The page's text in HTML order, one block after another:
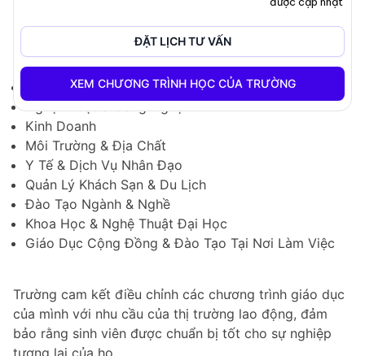
Cao Đẳng Selkirk nổi tiếng với các lĩnh vực chương
trình đa dạng, bao gồm:
Cải thiện và Phát triển Học Thuật
Nghệ Thuật & Công Nghệ
Kinh Doanh
Môi Trường & Địa Chất
Y Tế & Dịch Vụ Nhân Đạo
Quản Lý Khách Sạn & Du Lịch
Đào Tạo Ngành & Nghề
Khoa Học & Nghệ Thuật Đại Học
Giáo Dục Cộng Đồng & Đào Tạo Tại Nơi Làm Việc
Trường cam kết điều chỉnh các chương trình giáo dục
của mình với nhu cầu của thị trường lao động, đảm
bảo rằng sinh viên được chuẩn bị tốt cho sự nghiệp
tương lai của họ.
ĐẶT LỊCH TƯ VẤN
XEM CHƯƠNG TRÌNH HỌC CỦA TRƯỜNG